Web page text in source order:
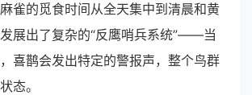
雀的觅食时间从全天集中到清晨和黄
展出了复杂的“反鹰哨兵系统”——当
喜鹊会发出特定的警报声，整个鸟群
态。